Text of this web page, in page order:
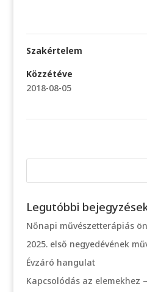
Szakértelem
Közzétéve
2018-08-05
Legutóbbi
Nőnapi művészetterápiás
2025. első negyedévének
Évzáró hangulat
Kapcsolódás az elemekhez